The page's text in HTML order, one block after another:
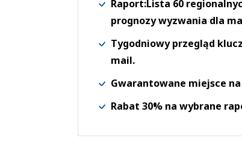
Raport:Lista 60
prognozy wyzwania dla
Tygodniowy przegląd
mail.
Gwarantowane miejsce
Rabat 30% na wybrane